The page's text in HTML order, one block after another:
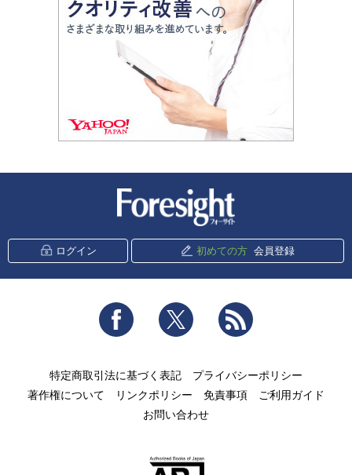
ログイン 初めての方 会員登録
Facebook Twitter
特定商取引法に基づく表記
プライバシーポリシー
著作権について
リンクポリシー 免責事項
ご利用ガイド
お問い合わせ